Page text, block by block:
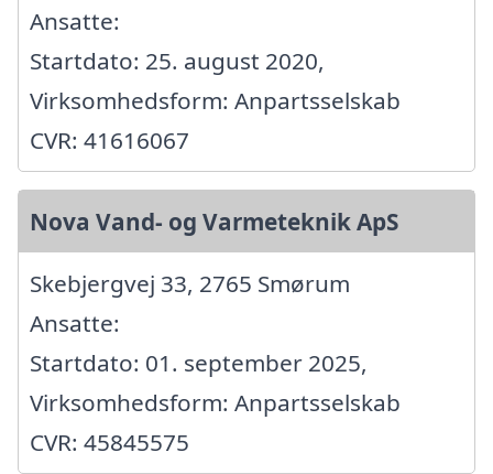
Ansatte:
Startdato: 25. august 2020,
Virksomhedsform: Anpartsselskab
CVR: 41616067
Nova Vand- og Varmeteknik ApS
Skebjergvej 33, 2765 Smørum
Ansatte:
Startdato: 01. september 2025,
Virksomhedsform: Anpartsselskab
CVR: 45845575